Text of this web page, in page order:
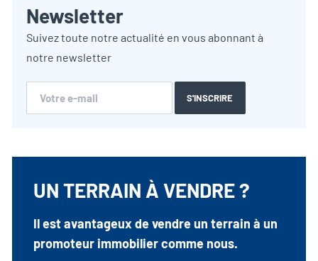
Newsletter
Suivez toute notre actualité en vous abonnant à
notre newsletter
S'INSCRIRE
UN TERRAIN À VENDRE ?
Il est avantageux de vendre un terrain à un
promoteur immobilier comme nous.